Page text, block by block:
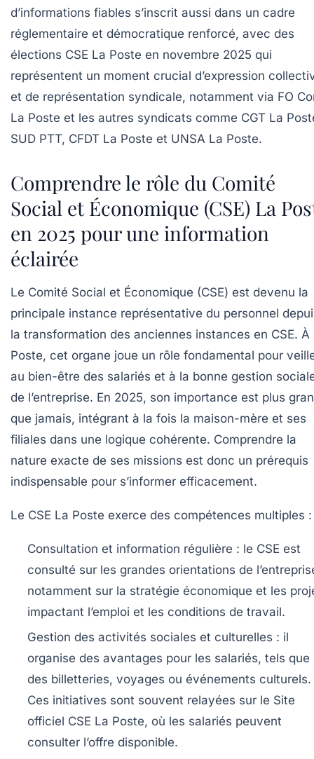
d’informations fiables s’inscrit aussi dans un cadre
réglementaire et démocratique renforcé, avec des
élections CSE La Poste en novembre 2025 qui
représentent un moment crucial d’expression
et de représentation syndicale, notamment via FO
La Poste et les autres syndicats comme CGT La
SUD PTT, CFDT La Poste et UNSA La Poste.
Comprendre le rôle du Comité
Social et Économique (CSE) La
en 2025 pour une information
éclairée
Le Comité Social et Économique (CSE) est devenu la
principale instance représentative du personnel
la transformation des anciennes instances en CSE. À
Poste, cet organe joue un rôle fondamental pour
au bien-être des salariés et à la bonne gestion
de l’entreprise. En 2025, son importance est plus
que jamais, intégrant à la fois la maison-mère et ses
filiales dans une logique cohérente. Comprendre la
nature exacte de ses missions est donc un prérequis
indispensable pour s’informer efficacement.
Le CSE La Poste exerce des compétences multiples :
Consultation et information régulière : le CSE est
consulté sur les grandes orientations de
notamment sur la stratégie économique et les
impactant l’emploi et les conditions de travail.
Gestion des activités sociales et culturelles : il
organise des avantages pour les salariés, tels que
des billetteries, voyages ou événements culturels.
Ces initiatives sont souvent relayées sur le Site
officiel CSE La Poste, où les salariés peuvent
consulter l’offre disponible.